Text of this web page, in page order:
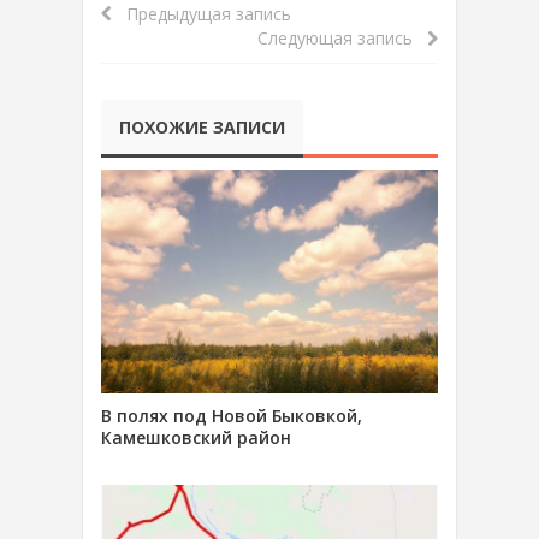
Предыдущая запись
Следующая запись
ПОХОЖИЕ ЗАПИСИ
В полях под Новой Быковкой,
Камешковский район